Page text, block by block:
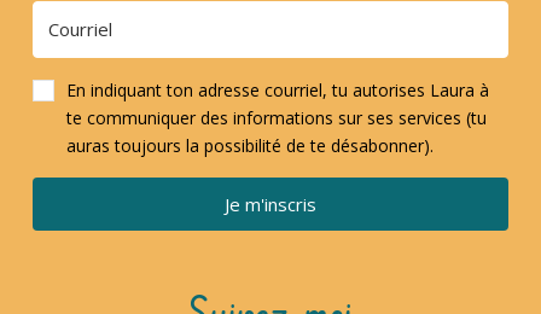
En indiquant ton adresse courriel, tu autorises Laura à
te communiquer des informations sur ses services (tu
auras toujours la possibilité de te désabonner).
Je m'inscris